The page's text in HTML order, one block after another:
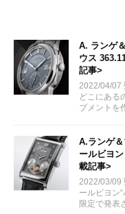
A. ランゲ
ウス
記事>
2022/04/07
どこにある
ブメントを
A.ランゲ
ールビヨ
載記事>
2022/03/09
ールビヨン
限定で発表